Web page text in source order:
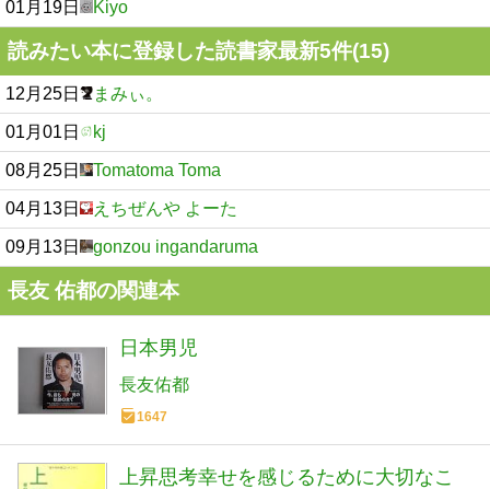
01月19日 Kiyo
読みたい本に登録した読書家最新5件(15)
12月25日 まみぃ。
01月01日 kj
08月25日 Tomatoma Toma
04月13日 えちぜんや よーた
09月13日 gonzou ingandaruma
長友 佑都の関連本
日本男児
長友佑都
1647
上昇思考幸せを感じるために大切なこ